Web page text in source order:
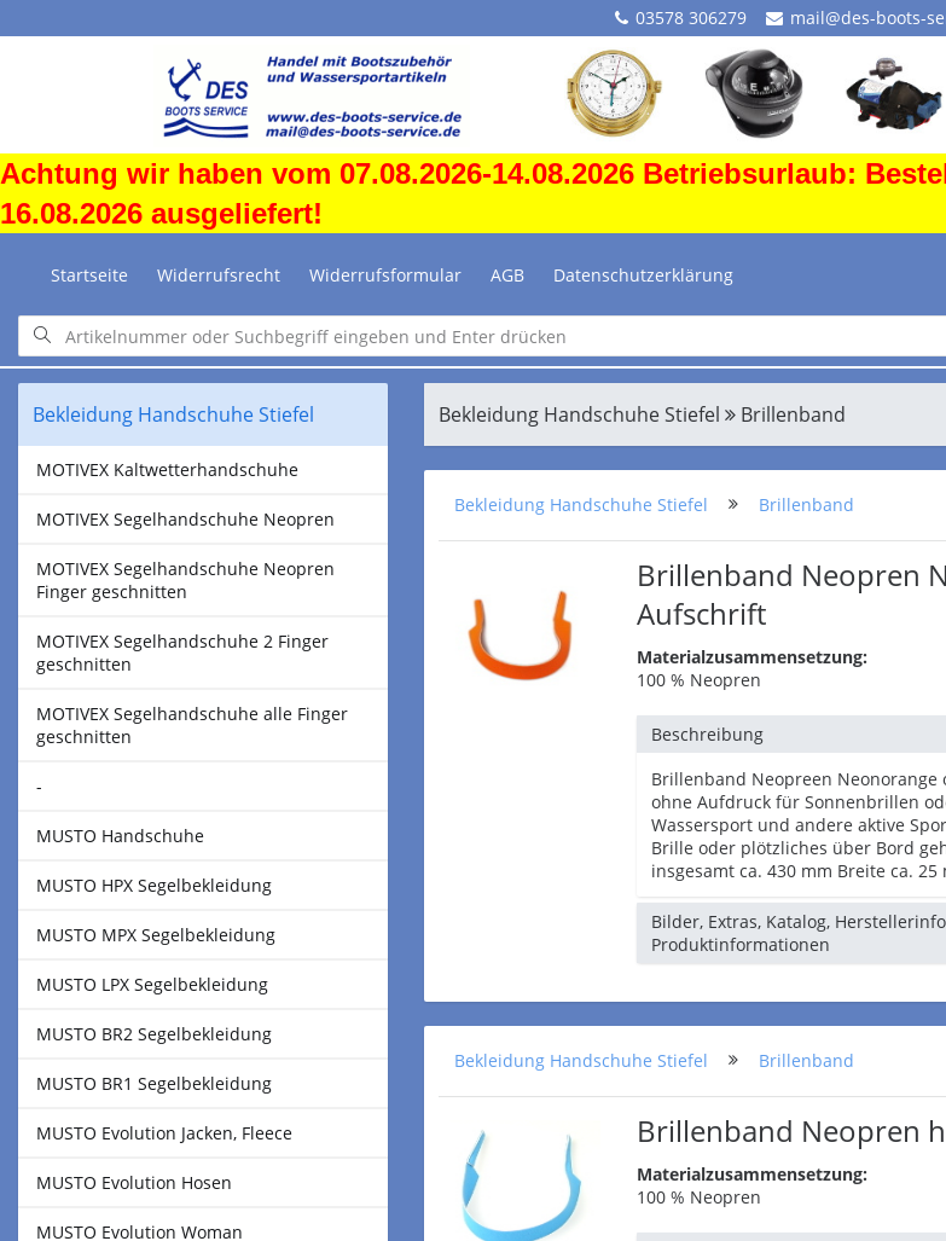
03578 306279 mail@des-boots-
Achtung wir haben vom 07.08.2026-14.08.2026 Betriebsurlaub:
16.08.2026 ausgeliefert!
Startseite Widerrufsrecht Widerrufsformular AGB Datenschutzerklärung
Bekleidung Handschuhe Stiefel
MOTIVEX Kaltwetterhandschuhe
MOTIVEX Segelhandschuhe Neopren
MOTIVEX Segelhandschuhe Neopren
Finger geschnitten
MOTIVEX Segelhandschuhe 2 Finger
geschnitten
MOTIVEX Segelhandschuhe alle Finger
geschnitten
-
MUSTO Handschuhe
MUSTO HPX Segelbekleidung
MUSTO MPX Segelbekleidung
MUSTO LPX Segelbekleidung
MUSTO BR2 Segelbekleidung
MUSTO BR1 Segelbekleidung
MUSTO Evolution Jacken, Fleece
MUSTO Evolution Hosen
MUSTO Evolution Woman
Bekleidung Handschuhe Stiefel Brillenband
Bekleidung Handschuhe Stiefel Brillenband
Brillenband Neopren
Aufschrift
Materialzusammensetzung:
100 % Neopren
Beschreibung
Brillenband Neopreen
ohne Aufdruck für Sonnenbrillen
Wassersport und andere aktive
Brille oder plötzliches über Bord
insgesamt ca. 430 mm Breite ca.
Bilder, Extras, Katalog,
Produktinformationen
Bekleidung Handschuhe Stiefel Brillenband
Brillenband Neopren
Materialzusammensetzung:
100 % Neopren